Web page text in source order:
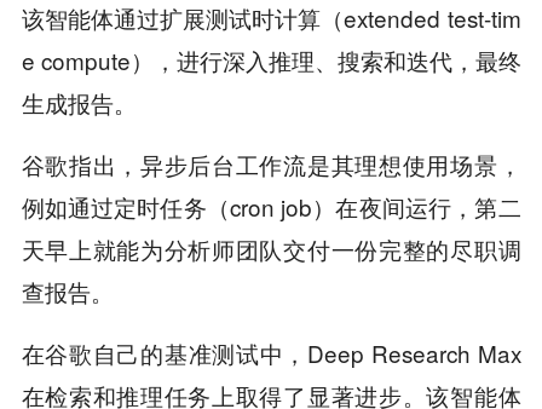
该智能体通过扩展测试时计算（extended test-tim
e compute），进行深入推理、搜索和迭代，最终
生成报告。
谷歌指出，异步后台工作流是其理想使用场景，
例如通过定时任务（cron job）在夜间运行，第二
天早上就能为分析师团队交付一份完整的尽职调
查报告。
在谷歌自己的基准测试中，Deep Research Max
在检索和推理任务上取得了显著进步。该智能体